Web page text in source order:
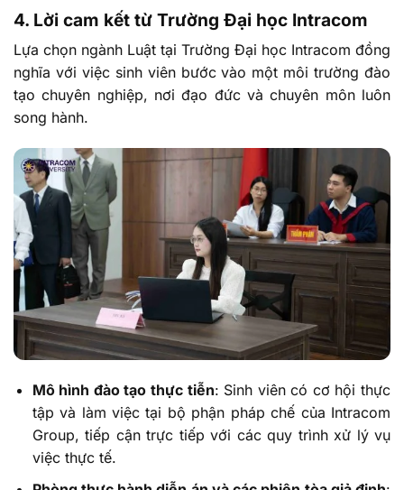
4. Lời cam kết từ Trường Đại học Intracom
Lựa chọn ngành Luật tại Trường Đại học Intracom đồng
nghĩa với việc sinh viên bước vào một môi trường đào
tạo chuyên nghiệp, nơi đạo đức và chuyên môn luôn
song hành.
Mô hình đào tạo thực tiễn: Sinh viên có cơ hội thực
tập và làm việc tại bộ phận pháp chế của Intracom
Group, tiếp cận trực tiếp với các quy trình xử lý vụ
việc thực tế.